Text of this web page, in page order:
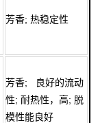
芳香; 热稳定性
芳香; 良好的流动
性; 耐热性，高; 脱
模性能良好